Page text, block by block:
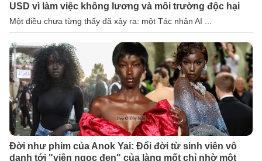
USD vì làm việc không lương và môi trường độc hại
Một điều chưa từng thấy đã xảy ra: một Tác nhân AI ...
Đời như phim của Anok Yai: Đổi đời từ sinh viên vô
danh tới "viên ngọc đen" của làng mốt chỉ nhờ một